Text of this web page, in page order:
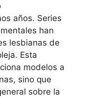
años. Series
han
lesbianas de
Esta
modelos a
sino que
sobre la